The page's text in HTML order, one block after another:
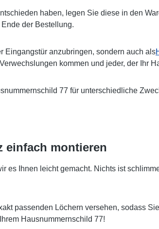
haben, legen Sie diese in den
der Bestellung.
Eingangstür anzubringen, sondern auch als
kommen und jeder, der Ihr
77 für unterschiedliche
einfach montieren
es Ihnen leicht gemacht. Nichts ist
passenden Löchern versehen, sodass
Hausnummernschild 77!